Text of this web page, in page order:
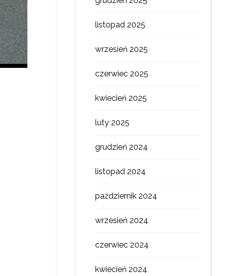
listopad 2025
wrzesień 2025
czerwiec 2025
kwiecień 2025
luty 2025
grudzień 2024
listopad 2024
październik 2024
wrzesień 2024
czerwiec 2024
kwiecień 2024